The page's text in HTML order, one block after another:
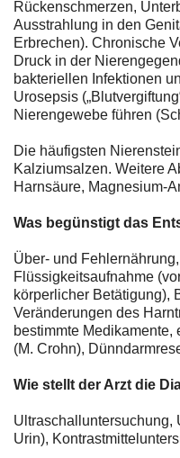
Rückenschmerzen,
Ausstrahlung in den
Erbrechen). Chronische
Druck in der
bakteriellen Infektionen
Urosepsis
Nierengewebe führen
Die häufigsten
Kalziumsalzen. Weitere
Harnsäure, Magnesium-
Was begünstigt das
Über- und
Flüssigkeitsaufnahme
körperlicher Betätigung),
Veränderungen des
bestimmte
(M. Crohn),
Wie stellt der Arzt die
Ultraschalluntersuchung,
Urin),